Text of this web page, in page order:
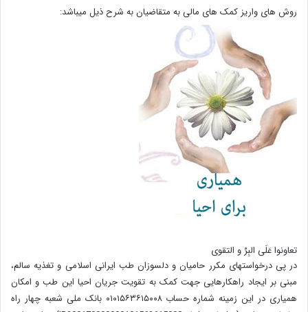
روش های واریز کمک های مالی به متقاضیان به شرح ذیل میباشد:
تعاونوا عَلَی البِرِّ و التقوی
در پی درخواستهای مکرر حامیان و دلسوزان طب ایرانی اسلامی و تغذیه سالم،
مبنی بر ایجاد راهکارهایی جهت کمک به تقویت جریان احیا این طب و امکان
همیاری در این زمینه شماره حساب ۰۱۰۱۵۶۳۶۱۵۰۰۸ بانک ملی شعبه چهار راه